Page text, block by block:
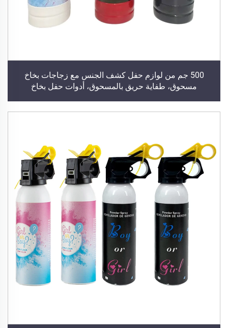
500 جم من لوازم حفل كشف الجنس مع زجاجات بخاخ
مسحوق، طفاية حريق بالمسحوق، أدوات حفل بخاخ